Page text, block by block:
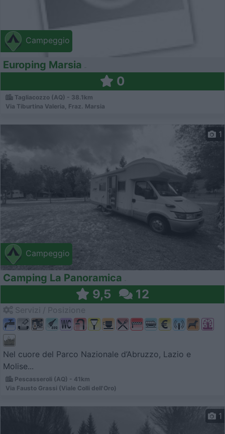
Campeggio
Europing Marsia
0
Tagliacozzo (AQ) - 38.1km
Via Tiburtina Valeria, Fraz. Marsia
Campeggio
1
Camping La Panoramica
9,5 12
Nel cuore del Parco Nazionale d’Abruzzo, Lazio e
Molise...
Pescasseroli (AQ) - 41km
Via Fausto Grassi (Viale Colli dell'Oro)
1